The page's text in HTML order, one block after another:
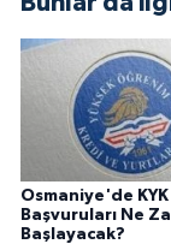
Osmaniye'de KYK
Başvuruları Ne
Başlayacak?